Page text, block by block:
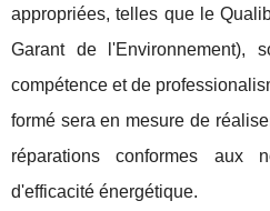
appropriées, telles que le
Garant de l'Environnement),
compétence et de
formé sera en mesure de
réparations conformes aux
d'efficacité énergétique.